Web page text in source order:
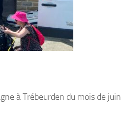
à Trébeurden du mois de juin